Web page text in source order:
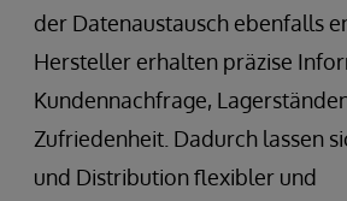
der Datenaustausch ebenfalls
Hersteller erhalten präzise
Kundennachfrage,
Zufriedenheit. Dadurch lassen
und Distribution flexibler und